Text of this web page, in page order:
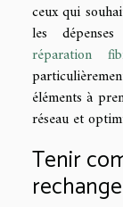
ceux qui
les
réparation
éléments à
réseau et
Tenir
rechange